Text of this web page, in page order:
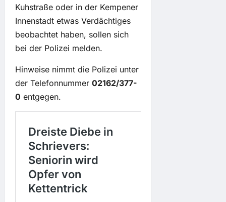
Kuhstraße oder in der Kempener
Innenstadt etwas Verdächtiges
beobachtet haben, sollen sich
bei der Polizei melden.
Hinweise nimmt die Polizei unter
der Telefonnummer 02162/377-
0 entgegen.